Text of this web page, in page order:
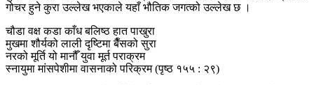
गोचर हुने कुरा उल्लेख भएकाले यहाँ भौतिक जगत्को उल्लेख छ ।
चौडा वक्ष कडा काँध बलिष्ठ हात पाखुरा
मुखमा शौर्यको लाली दृष्टिमा बैँसको सुरा
नरको मूर्ति यो मानौँ युवा मूर्त पराक्रम
स्नायुमा मांसपेशीमा वासनाको परिक्रम (पृष्ठ १५५ : २९)